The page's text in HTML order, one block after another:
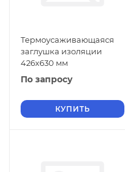
Термоусаживающаяся
заглушка изоляции
426х630 мм
По запросу
КУПИТЬ